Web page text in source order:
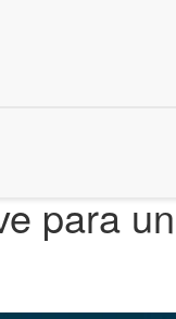
para un